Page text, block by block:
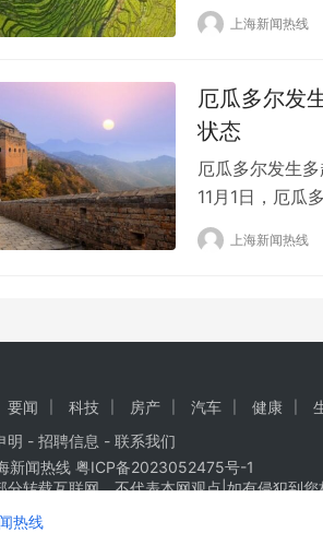
热线
资者恐怕很难
上海新闻热线
厄瓜多尔发
状态
厄瓜多尔发生
11月1日，厄瓜
名警察死亡。
道，当天上午
上海新闻热线
要闻 科技 房产 汽车 健康
明 - 招聘信息 - 联系我们
新闻热线 粤ICP备2023052475号-1
分转载互联网，不代表本网观点|如有侵犯到